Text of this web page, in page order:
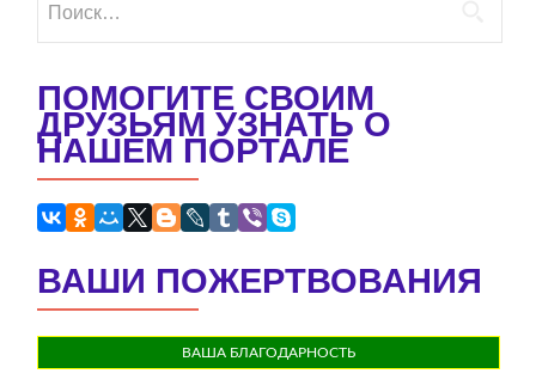
ПОМОГИТЕ СВОИМ
ДРУЗЬЯМ УЗНАТЬ О
НАШЕМ ПОРТАЛЕ
ВАШИ ПОЖЕРТВОВАНИЯ
ВАША БЛАГОДАРНОСТЬ